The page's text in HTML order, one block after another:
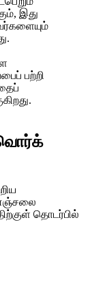
இது
பற்றி
தொடர்பில்